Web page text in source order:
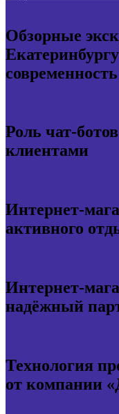
Обзорные
современность
Роль чат-
клиентами
Интернет-
активного
Интернет-
надёжный
Технология
от компании